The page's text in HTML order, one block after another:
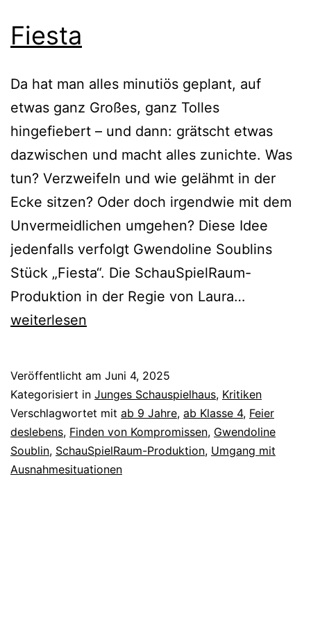
Fiesta
Da hat man alles minutiös geplant, auf
etwas ganz Großes, ganz Tolles
hingefiebert – und dann: grätscht etwas
dazwischen und macht alles zunichte. Was
tun? Verzweifeln und wie gelähmt in der
Ecke sitzen? Oder doch irgendwie mit dem
Unvermeidlichen umgehen? Diese Idee
jedenfalls verfolgt Gwendoline Soublins
Stück „Fiesta“. Die SchauSpielRaum-
Produktion in der Regie von Laura…
weiterlesen
Veröffentlicht am Juni 4, 2025
Kategorisiert in Junges Schauspielhaus, Kritiken
Verschlagwortet mit ab 9 Jahre, ab Klasse 4, Feier
deslebens, Finden von Kompromissen, Gwendoline
Soublin, SchauSpielRaum-Produktion, Umgang mit
Ausnahmesituationen